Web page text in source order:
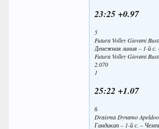
23:25 +0.97
5
Futura Volley Giovani
Денежная линия – 1-й
Futura Volley Giovani
2.070
1
25:22 +1.07
6
Draisma Dynamo
Гандикап – 1-й с. –